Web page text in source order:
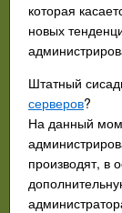
которая
новых
Штатный
серверов?
На данный
производят, в